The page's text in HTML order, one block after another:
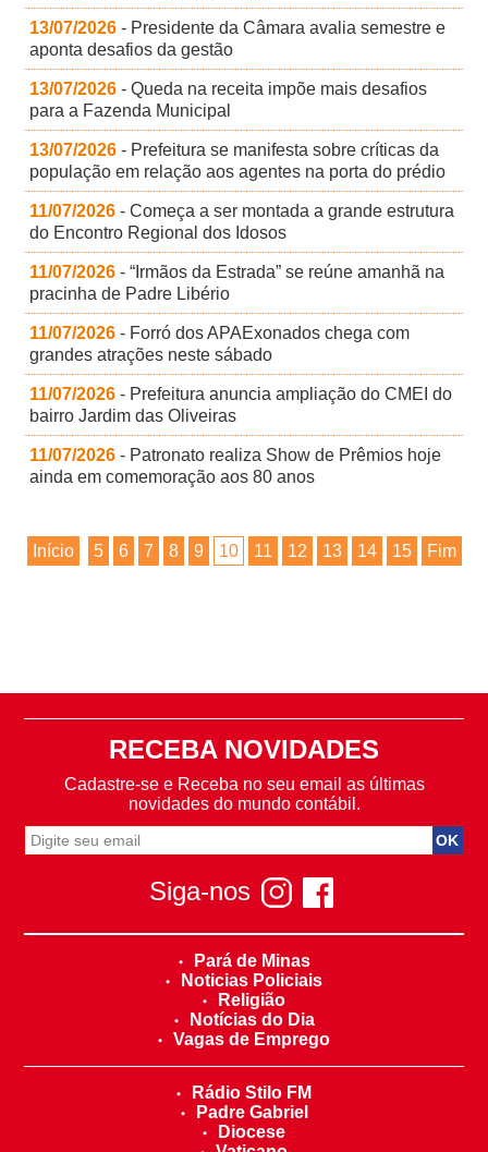
13/07/2026 - Presidente da Câmara avalia semestre e
aponta desafios da gestão
13/07/2026 - Queda na receita impõe mais desafios
para a Fazenda Municipal
13/07/2026 - Prefeitura se manifesta sobre críticas da
população em relação aos agentes na porta do prédio
11/07/2026 - Começa a ser montada a grande estrutura
do Encontro Regional dos Idosos
11/07/2026 - “Irmãos da Estrada” se reúne amanhã na
pracinha de Padre Libério
11/07/2026 - Forró dos APAExonados chega com
grandes atrações neste sábado
11/07/2026 - Prefeitura anuncia ampliação do CMEI do
bairro Jardim das Oliveiras
11/07/2026 - Patronato realiza Show de Prêmios hoje
ainda em comemoração aos 80 anos
Início 5 6 7 8 9 10 11 12 13 14 15 Fim
RECEBA NOVIDADES
Cadastre-se e Receba no seu email as últimas
novidades do mundo contábil.
Siga-nos
Pará de Minas
Noticias Policiais
Religião
Notícias do Dia
Vagas de Emprego
Rádio Stilo FM
Padre Gabriel
Diocese